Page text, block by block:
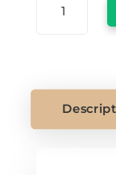
ET
BLANC